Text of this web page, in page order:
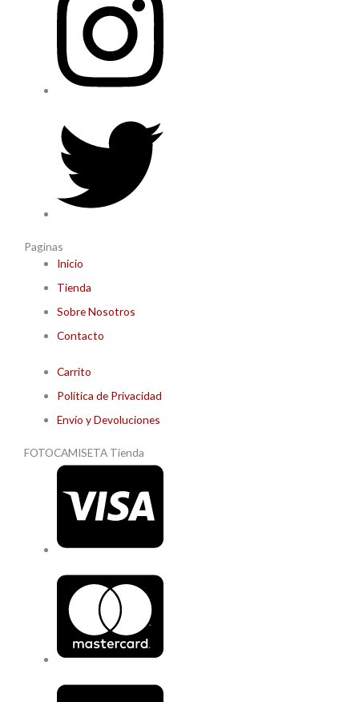
Paginas
Inicio
Tienda
Sobre Nosotros
Contacto
Carrito
Política de Privacidad
Envío y Devoluciones
FOTOCAMISETA Tienda